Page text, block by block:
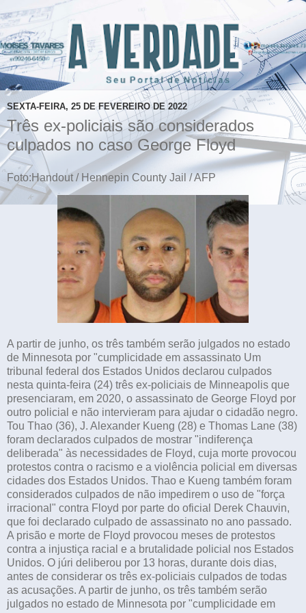
SEXTA-FEIRA, 25 DE FEVEREIRO DE 2022
Três ex-policiais são considerados
culpados no caso George Floyd
Foto:Handout / Hennepin County Jail / AFP
A partir de junho, os três também serão julgados no estado
de Minnesota por "cumplicidade em assassinato Um
tribunal federal dos Estados Unidos declarou culpados
nesta quinta-feira (24) três ex-policiais de Minneapolis que
presenciaram, em 2020, o assassinato de George Floyd por
outro policial e não intervieram para ajudar o cidadão negro.
Tou Thao (36), J. Alexander Kueng (28) e Thomas Lane (38)
foram declarados culpados de mostrar "indiferença
deliberada" às necessidades de Floyd, cuja morte provocou
protestos contra o racismo e a violência policial em diversas
cidades dos Estados Unidos. Thao e Kueng também foram
considerados culpados de não impedirem o uso de "força
irracional" contra Floyd por parte do oficial Derek Chauvin,
que foi declarado culpado de assassinato no ano passado.
A prisão e morte de Floyd provocou meses de protestos
contra a injustiça racial e a brutalidade policial nos Estados
Unidos. O júri deliberou por 13 horas, durante dois dias,
antes de considerar os três ex-policiais culpados de todas
as acusações. A partir de junho, os três também serão
julgados no estado de Minnesota por "cumplicidade em